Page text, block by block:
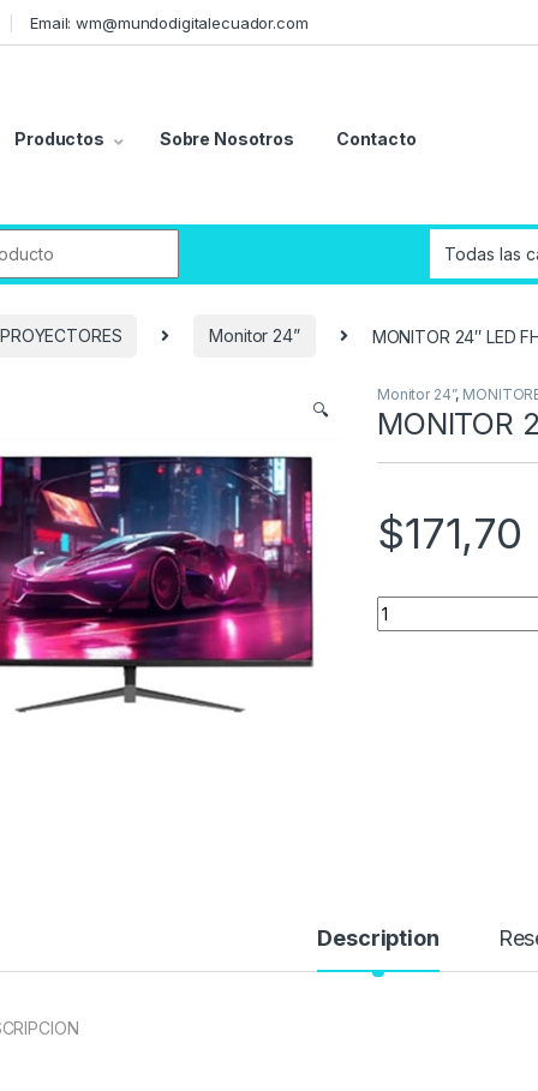
Email: wm@mundodigitalecuador.com
Productos Sobre Nosotros Contacto
Monitor 24” MONITOR 24″ LED
🔍
Monitor 24”,
MONITOR
$171,70
Quantity
Description